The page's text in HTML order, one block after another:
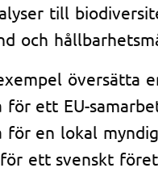
till
och
översätta
för ett EU-
för en lokal
ett svenskt